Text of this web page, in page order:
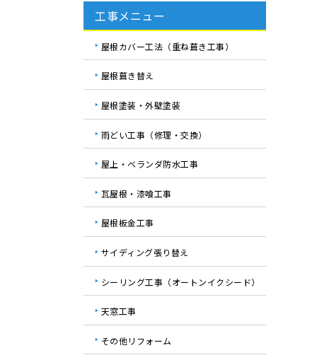
工事メニュー
屋根カバー工法（重ね葺き工事）
屋根葺き替え
屋根塗装・外壁塗装
雨どい工事（修理・交換）
屋上・ベランダ防水工事
瓦屋根・漆喰工事
屋根板金工事
サイディング張り替え
シーリング工事（オートンイクシード）
天窓工事
その他リフォーム